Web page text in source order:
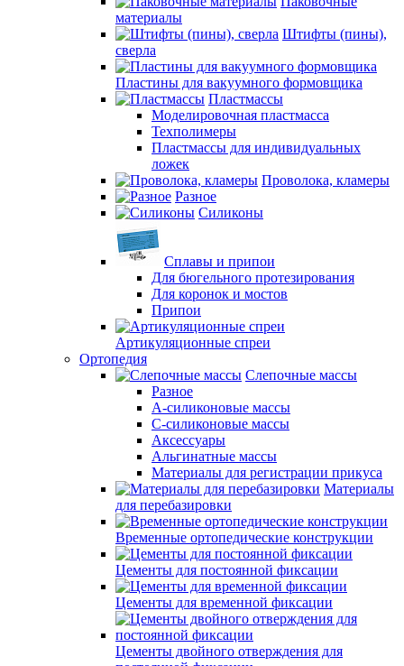
материалы
Штифты (пины),
сверла
Пластины для вакуумного формовщика
Пластмассы
Моделировочная пластмасса
Техполимеры
Пластмассы для индивидуальных
ложек
Проволока, кламеры
Разное
Силиконы
Сплавы и припои
Для бюгельного протезирования
Для коронок и мостов
Припои
Артикуляционные спреи
Ортопедия
Слепочные массы
Разное
А-силиконовые массы
С-силиконовые массы
Аксессуары
Альгинатные массы
Материалы для регистрации прикуса
Материалы
для перебазировки
Временные ортопедические конструкции
Цементы для постоянной фиксации
Цементы для временной фиксации
Цементы двойного отверждения для